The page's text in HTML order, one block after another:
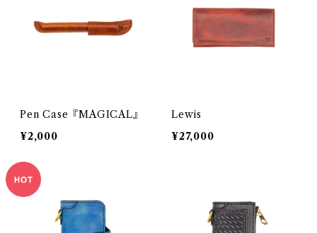
Pen Case『MAGICAL』
¥2,000
Lewis
¥27,000